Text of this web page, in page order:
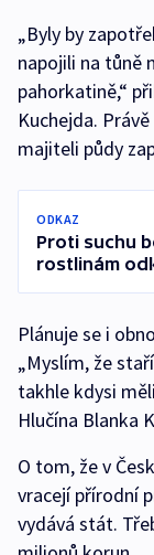
„Byly by
napojili na tůně
pahorkatině,“
Kuchejda.
majiteli půdy
ODKAZ
Proti suchu
rostlinám
Plánuje se i
„Myslím, že
takhle kdysi
Hlučína Blanka
O tom, že v
vracejí přírodní
vydává stát.